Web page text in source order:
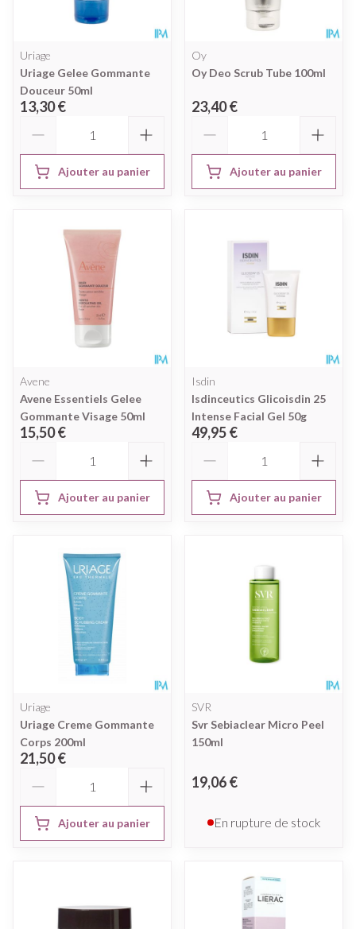
Uriage
Uriage Gelee Gommante
Douceur 50ml
13,30 €
Ajouter au panier
Oy
Oy Deo Scrub Tube 100ml
23,40 €
Ajouter au panier
Avene
Avene Essentiels Gelee
Gommante Visage 50ml
15,50 €
Ajouter au panier
Isdin
Isdinceutics Glicoisdin 25
Intense Facial Gel 50g
49,95 €
Ajouter au panier
Uriage
Uriage Creme Gommante
Corps 200ml
21,50 €
Ajouter au panier
SVR
Svr Sebiaclear Micro Peel
150ml
19,06 €
En rupture de stock